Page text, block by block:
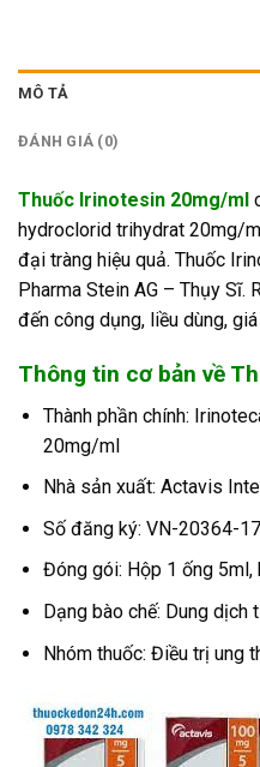
MÔ TẢ
ĐÁNH GIÁ (0)
Thuốc Irinotesin 20mg/ml
hydroclorid trihydrat 20mg/
đại tràng hiệu quả. Thuốc
Pharma Stein AG – Thụy Sĩ.
đến công dụng, liều dùng,
Thông tin cơ bản về
Thành phần chính:
20mg/ml
Nhà sản xuất: Actavis
Số đăng ký: VN-20364-17
Đóng gói: Hộp 1 ống 5ml,
Dạng bào chế: Dung dịch
Nhóm thuốc: Điều trị ung